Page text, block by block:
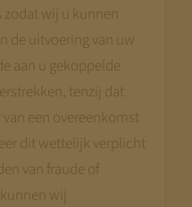
zodat wij u kunnen
de uitvoering van uw
aan u gekoppelde
tenzij dat
een overeenkomst
dit wettelijk verplicht
van fraude of
wij